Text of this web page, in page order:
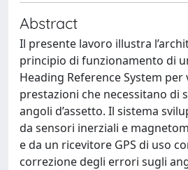
Abstract
Il presente lavoro illustra
principio di funzionamento di
Heading Reference System per
prestazioni che necessitano di
angoli d’assetto. Il sistema
da sensori inerziali e
e da un ricevitore GPS di uso
correzione degli errori sugli